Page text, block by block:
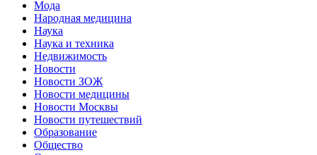
Мода
Народная медицина
Наука
Наука и техника
Недвижимость
Новости
Новости ЗОЖ
Новости медицины
Новости Москвы
Новости путешествий
Образование
Общество